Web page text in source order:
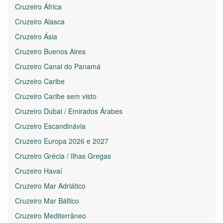
Cruzeiro África
Cruzeiro Alasca
Cruzeiro Ásia
Cruzeiro Buenos Aires
Cruzeiro Canal do Panamá
Cruzeiro Caribe
Cruzeiro Caribe sem visto
Cruzeiro Dubai / Emirados Árabes
Cruzeiro Escandinávia
Cruzeiro Europa 2026 e 2027
Cruzeiro Grécia / Ilhas Gregas
Cruzeiro Havaí
Cruzeiro Mar Adriático
Cruzeiro Mar Báltico
Cruzeiro Mediterrâneo